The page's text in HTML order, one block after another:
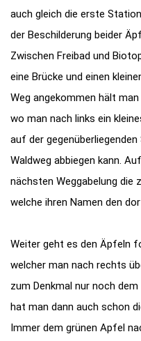
auch gleich die erste
der Beschilderung beider
Zwischen Freibad und
eine Brücke und einen
Weg angekommen hält
wo man nach links ein
auf der
Waldweg abbiegen kann.
nächsten Weggabelung die
welche ihren Namen den
Weiter geht es den Äpfeln
welcher man nach rechts
zum Denkmal nur noch
hat man dann auch schon
Immer dem grünen Apfel